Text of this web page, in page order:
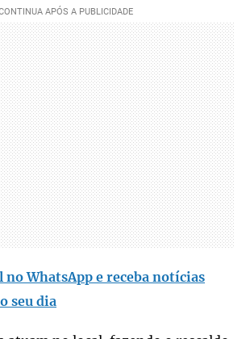
no WhatsApp e receba notícias
seu dia